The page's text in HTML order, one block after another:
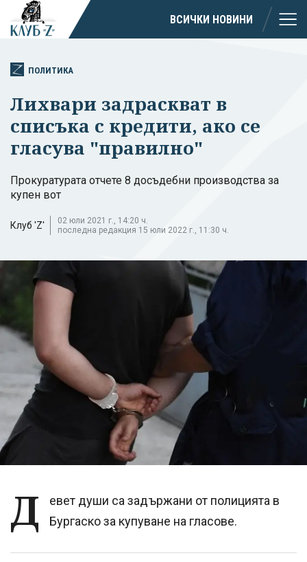
ВСИЧКИ НОВИНИ
ПОЛИТИКА
Лихвари задраскват в
списъка с кредити, ако се
гласува "правилно"
Прокуратурата отчете 8 досъдебни производства за
купен вот
Клуб 'Z'
02 юли 2021 г., 14:20 ч.
последна редакция 15 юли 2022 г., 11:30 ч.
Д
евет души са задържани от полицията в
Бургаско за купуване на гласове.